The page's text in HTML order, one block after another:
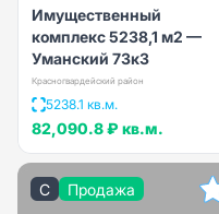
Имущественный
комплекс 5238,1 м2 —
Уманский 73к3
Красногвардейский район
5238.1 кв.м.
82,090.8 ₽ кв.м.
C Продажа